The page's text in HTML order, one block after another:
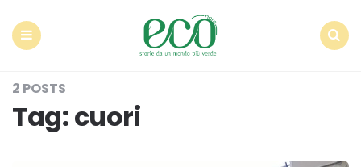
2 POSTS
Tag:cuori